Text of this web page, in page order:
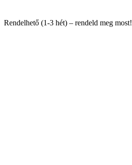
Rendelhető (1-3 hét) – rendeld meg most!